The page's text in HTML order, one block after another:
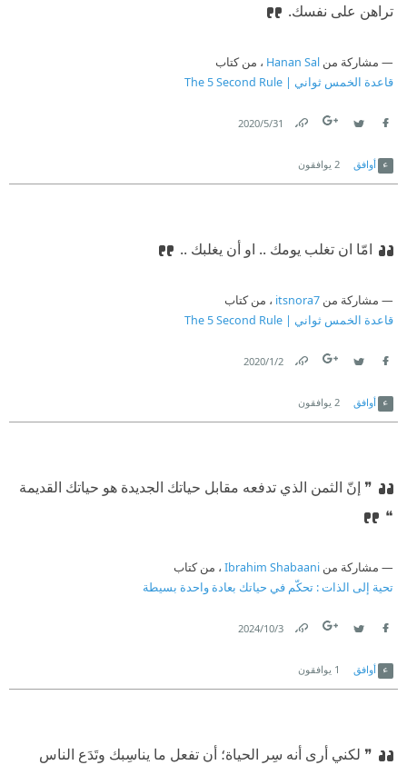
تراهن على نفسك.
مشاركة من Hanan Sal ، من كتاب
قاعدة الخمس ثواني | The 5 Second Rule
31‏/5‏/2020
أوافق 2 يوافقون
امّا ان تغلب يومك .. او أن يغلبك ..
مشاركة من itsnora7 ، من كتاب
قاعدة الخمس ثواني | The 5 Second Rule
2‏/1‏/2020
أوافق 2 يوافقون
❞ إنّ الثمن الذي تدفعه مقابل حياتك الجديدة هو حياتك القديمة
❝
مشاركة من Ibrahim Shabaani ، من كتاب
تحية إلى الذات : تحكّم في حياتك بعادة واحدة بسيطة
3‏/10‏/2024
أوافق 1 يوافقون
❞ لكني أرى أنه سِر الحياة؛ أن تفعل ما يناسِبك وتَدَع الناس